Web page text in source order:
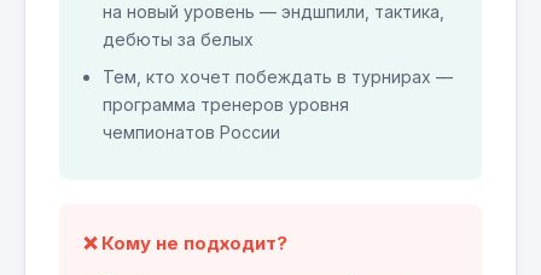
на новый уровень — эндшпили, тактика,
дебюты за белых
Тем, кто хочет побеждать в турнирах —
программа тренеров уровня
чемпионатов России
❌ Кому не подходит?